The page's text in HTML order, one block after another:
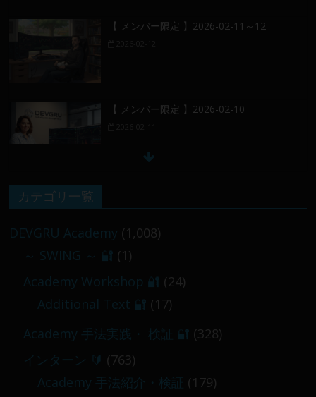
【 メンバー限定 】2026-02-11～12
【 メンバー限定 】2026-02-10
／
【 メンバー限定 】2026-03-05～06
カテゴリ一覧
DEVGRU Academy (1,008)
～ SWING ～ 🔐 (1)
Academy Workshop 🔐 (24)
Additional Text 🔐 (17)
Academy 手法実践・ 検証 🔐 (328)
インターン 🔰 (763)
Academy 手法紹介・検証 (179)